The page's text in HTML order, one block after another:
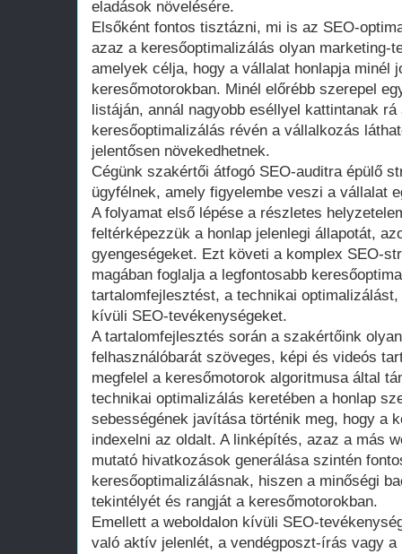
eladások növelésére.
Elsőként fontos tisztázni, mi is az SEO-
azaz a keresőoptimalizálás olyan marketing-
amelyek célja, hogy a vállalat honlapja minél
keresőmotorokban. Minél előrébb szerepel
listáján, annál nagyobb eséllyel kattintanak
keresőoptimalizálás révén a vállalkozás
jelentősen növekedhetnek.
Cégünk szakértői átfogó SEO-auditra épülő
ügyfélnek, amely figyelembe veszi a vállalat
A folyamat első lépése a részletes
feltérképezzük a honlap jelenlegi állapotát,
gyengeségeket. Ezt követi a komplex SEO-
magában foglalja a legfontosabb
tartalomfejlesztést, a technikai
kívüli SEO-tevékenységeket.
A tartalomfejlesztés során a szakértőink
felhasználóbarát szöveges, képi és videós
megfelel a keresőmotorok algoritmusa által
technikai optimalizálás keretében a honlap
sebességének javítása történik meg, hogy a
indexelni az oldalt. A linképítés, azaz a más
mutató hivatkozások generálása szintén
keresőoptimalizálásnak, hiszen a minőségi
tekintélyét és rangját a keresőmotorokban.
Emellett a weboldalon kívüli SEO-
való aktív jelenlét, a vendégposzt-írás vagy a